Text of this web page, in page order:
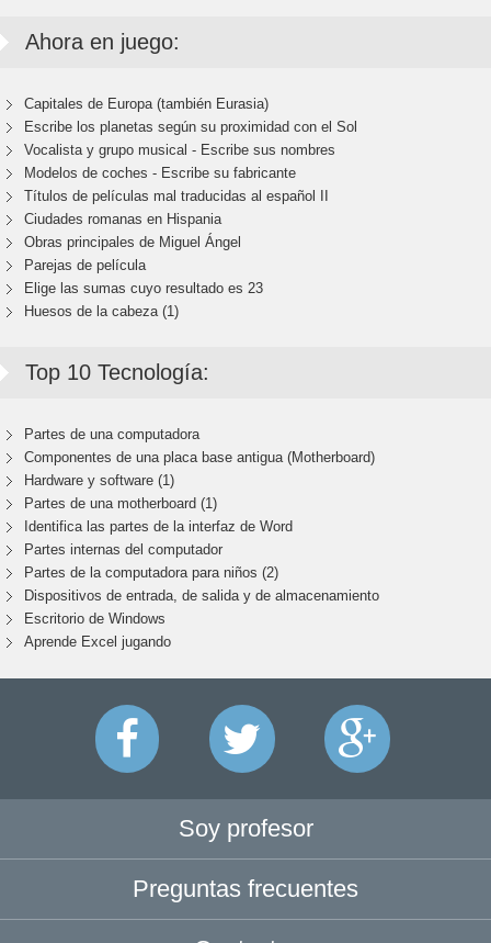
Ahora en juego:
Capitales de Europa (también Eurasia)
Escribe los planetas según su proximidad con el Sol
Vocalista y grupo musical - Escribe sus nombres
Modelos de coches - Escribe su fabricante
Títulos de películas mal traducidas al español II
Ciudades romanas en Hispania
Obras principales de Miguel Ángel
Parejas de película
Elige las sumas cuyo resultado es 23
Huesos de la cabeza (1)
Top 10 Tecnología:
Partes de una computadora
Componentes de una placa base antigua (Motherboard)
Hardware y software (1)
Partes de una motherboard (1)
Identifica las partes de la interfaz de Word
Partes internas del computador
Partes de la computadora para niños (2)
Dispositivos de entrada, de salida y de almacenamiento
Escritorio de Windows
Aprende Excel jugando
Soy profesor
Preguntas frecuentes